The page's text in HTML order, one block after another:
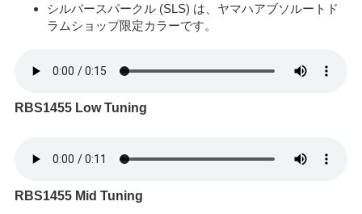
シルバースパークル (SLS) は、ヤマハアブソルートド
ラムショップ限定カラーです。
RBS1455 Low Tuning
RBS1455 Mid Tuning